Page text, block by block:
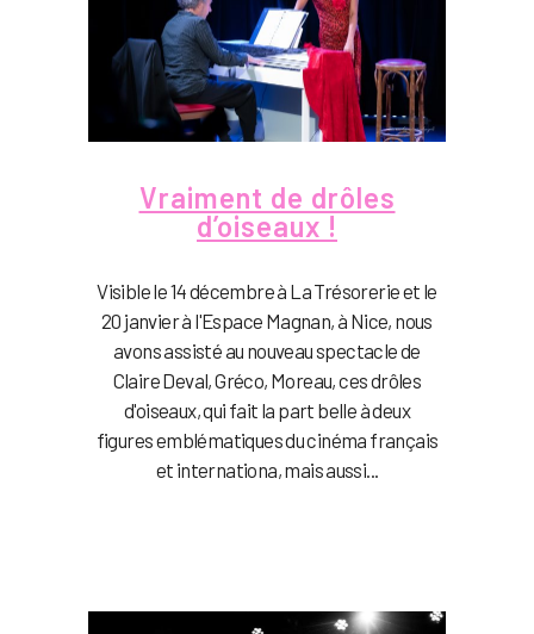
Vraiment de drôles
d’oiseaux !
Visible le 14 décembre à La Trésorerie et le
20 janvier à l'Espace Magnan, à Nice, nous
avons assisté au nouveau spectacle de
Claire Deval, Gréco, Moreau, ces drôles
d'oiseaux, qui fait la part belle à deux
figures emblématiques du cinéma français
et internationa, mais aussi...